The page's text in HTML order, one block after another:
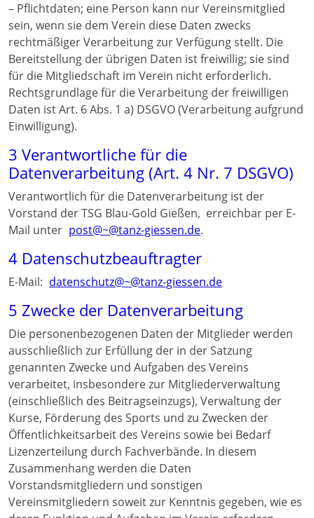
– Pflichtdaten; eine Person kann nur Vereinsmitglied
sein, wenn sie dem Verein diese Daten zwecks
rechtmäßiger Verarbeitung zur Verfügung stellt. Die
Bereitstellung der übrigen Daten ist freiwillig; sie sind
für die Mitgliedschaft im Verein nicht erforderlich.
Rechtsgrundlage für die Verarbeitung der freiwilligen
Daten ist Art. 6 Abs. 1 a) DSGVO (Verarbeitung aufgrund
Einwilligung).
3 Verantwortliche für die
Datenverarbeitung (Art. 4 Nr. 7 DSGVO)
Verantwortlich für die Datenverarbeitung ist der
Vorstand der TSG Blau-Gold Gießen, erreichbar per E-
Mail unter post@~@tanz-giessen.de.
4 Datenschutzbeauftragter
E-Mail: datenschutz@~@tanz-giessen.de
5 Zwecke der Datenverarbeitung
Die personenbezogenen Daten der Mitglieder werden
ausschließlich zur Erfüllung der in der Satzung
genannten Zwecke und Aufgaben des Vereins
verarbeitet, insbesondere zur Mitgliederverwaltung
(einschließlich des Beitragseinzugs), Verwaltung der
Kurse, Förderung des Sports und zu Zwecken der
Öffentlichkeitsarbeit des Vereins sowie bei Bedarf
Lizenzerteilung durch Fachverbände. In diesem
Zusammenhang werden die Daten
Vorstandsmitgliedern und sonstigen
Vereinsmitgliedern soweit zur Kenntnis gegeben, wie es